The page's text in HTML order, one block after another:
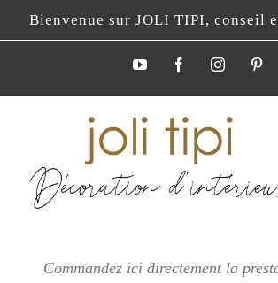
Passer
au
Bienvenue sur JOLI TIPI, conseil
YouTubeFacebookInstagram
Commandez ici directement la